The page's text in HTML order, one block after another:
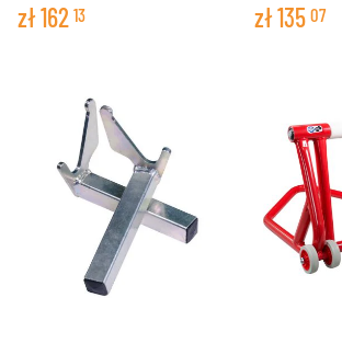
zł162 13 zł135 07